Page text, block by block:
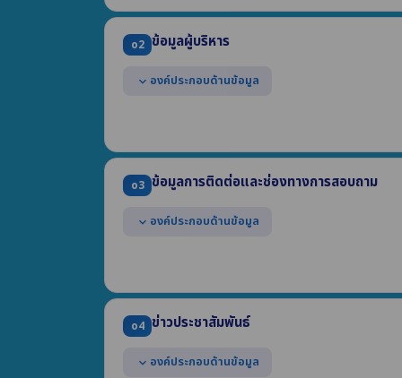
แสดงแผนผังโครงสร้างการแบ่งส่วนราชการของหน่ว
แสดงตำแหน่งที่สำคัญและการแบ่งส่วนงานภายใน เ
แสดงข้อมูลเฉพาะที่อธิบายถึงหน้าที่และอำนาจของ
ทั้งฉบับ)
o2 ข้อมูลผู้บริหาร
expand_more องค์ประกอบด้านข้อมูล
(1) ชื่อ-นามสกุล ตำแหน่ง (2) รูปถ่าย (3) ช่องทางการ
o3 ข้อมูลการติดต่อและช่องทางการสอบถาม
expand_more องค์ประกอบด้านข้อมูล
(4) ที่อยู่ไปรษณีย์อิเล็กทรอนิกส์ (5) แผนที่ตั้ง
แสดงช่องทางการสอบถามข้อมูลออนไลน์ของหน่วยง
o4 ข่าวประชาสัมพันธ์
expand_more องค์ประกอบด้านข้อมูล